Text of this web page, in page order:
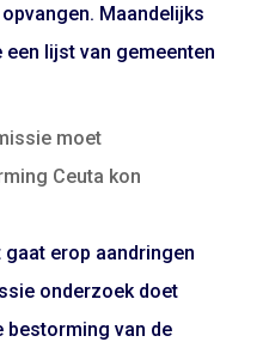
Maandelijks
lijst van gemeenten
moet
Ceuta kon
gaat erop aandringen
onderzoek doet
bestorming van de